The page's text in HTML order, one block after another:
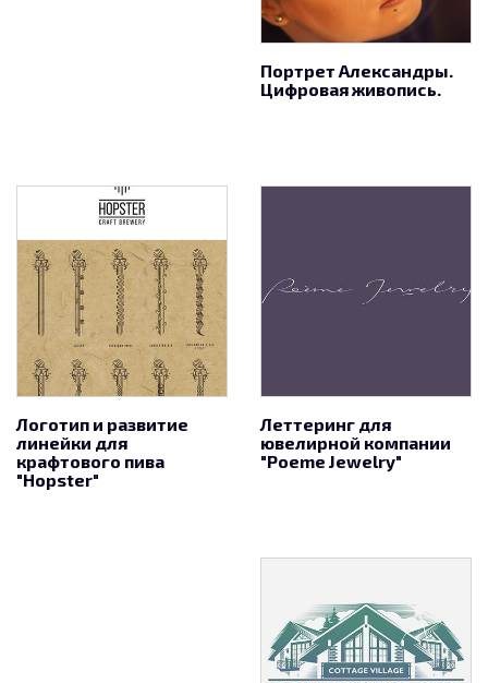
Портрет Александры.
Цифровая живопись.
Логотип и развитие
линейки для
крафтового пива
"Hopster"
Леттеринг для
ювелирной компании
"Poeme Jewelry"